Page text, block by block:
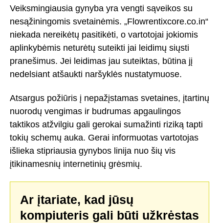
Veiksmingiausia gynyba yra vengti sąveikos su
nesąžiningomis svetainėmis. „Flowrentixcore.co.in“
niekada nereikėtų pasitikėti, o vartotojai jokiomis
aplinkybėmis neturėtų suteikti jai leidimų siųsti
pranešimus. Jei leidimas jau suteiktas, būtina jį
nedelsiant atšaukti naršyklės nustatymuose.
Atsargus požiūris į nepažįstamas svetaines, įtartinų
nuorodų vengimas ir budrumas apgaulingos
taktikos atžvilgiu gali gerokai sumažinti riziką tapti
tokių schemų auka. Gerai informuotas vartotojas
išlieka stipriausia gynybos linija nuo šių vis
įtikinamesnių internetinių grėsmių.
Ar įtariate, kad jūsų
kompiuteris gali būti užkrėstas